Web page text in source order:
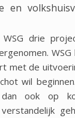
en
drie
met de
wil
ook op